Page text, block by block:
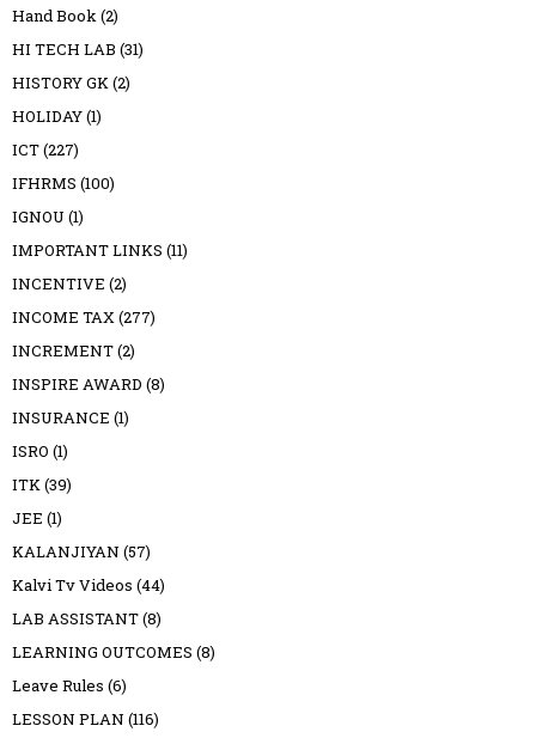
Hand Book(2)
HI TECH LAB (31)
HISTORY GK(2)
HOLIDAY(1)
ICT(227)
IFHRMS (100)
IGNOU (1)
IMPORTANT LINKS (11)
INCENTIVE (2)
INCOME TAX(277)
INCREMENT(2)
INSPIRE AWARD (8)
INSURANCE (1)
ISRO (1)
ITK(39)
JEE (1)
KALANJIYAN (57)
Kalvi Tv Videos (44)
LAB ASSISTANT(8)
LEARNING OUTCOMES (8)
Leave Rules (6)
LESSON PLAN (116)